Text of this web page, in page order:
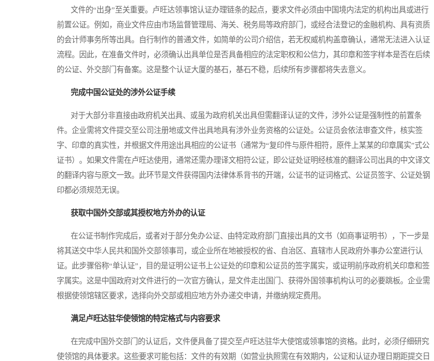
文件的“出身”至关重要。卢旺达领事馆认证办理链条的起点，要求文件必须由中国境内法定的机构出具或进行
前置公证。例如，商业文件应由市场监督管理局、海关、税务局等政府部门，或经合法登记的金融机构、具有资质
的会计师事务所等出具。自行制作的普通文件，如简单的公司介绍信，若无权威机构盖章确认，通常无法进入认证
流程。因此，在准备文件时，必须确认出具单位是否具备相应的法定职权和公信力，其印章和签字样本是否在后续
的公证、外交部门有备案。这是整个认证大厦的基石，基石不稳，后续所有步骤都将失去意义。
完成中国公证处的涉外公证手续
对于大部分非直接由政府机关出具、或虽为政府机关出具但需翻译认证的文件，涉外公证是强制性的前置条
件。企业需将文件提交至公司注册地或文件出具地具有涉外业务资格的公证处。公证员会依法审查文件，核实签
字、印章的真实性，并根据文件用途出具相应的公证书（通常为“复印件与原件相符，原件上某某的印章属实”式公
证书）。如果文件需在卢旺达使用，通常还需办理译文相符公证，即公证处证明经核准的翻译公司出具的中文译文
的翻译内容与原文一致。此环节是文件获得国内法律体系背书的开端，公证书的证词格式、公证员签字、公证处钢
印都必须规范无误。
获取中国外交部或其授权地方外办的认证
在公证书制作完成后，或者对于部分免办公证、由特定政府部门直接出具的文书（如商事证明书），下一步是
将其送交中华人民共和国外交部领事司，或企业所在地被授权的省、自治区、直辖市人民政府外事办公室进行认
证。此步骤俗称“单认证”，目的是证明公证书上公证处的印章和公证员的签字属实，或证明前序政府机关印章和签
字属实。这是中国政府对文件进行的一次官方确认，是文件走出国门、获得外国领事机构认可的必要跳板。企业需
根据使领馆辖区要求，选择向外交部或相应地方外办递交申请，并缴纳规定费用。
满足卢旺达驻华使领馆的特定格式与内容要求
在完成中国外交部门的认证后，文件便具备了提交至卢旺达驻华大使馆或领事馆的资格。此时，必须仔细研究
使领馆的具体要求。这些要求可能包括：文件的有效期（如营业执照需在有效期内，公证和认证办理日期距提交日